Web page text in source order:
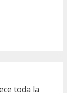
toda la